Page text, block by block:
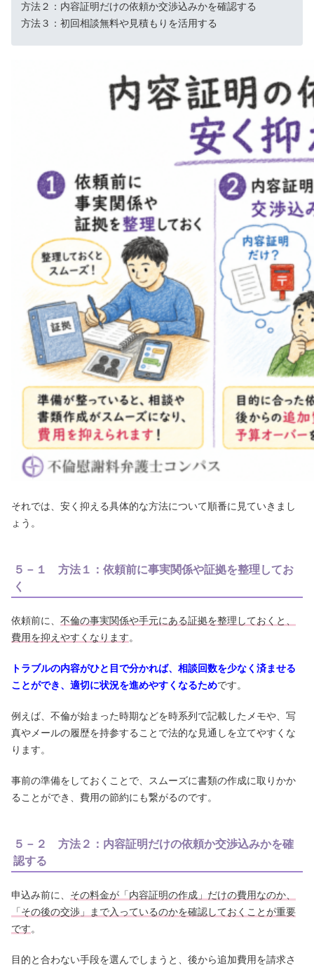
方法２：内容証明だけの依頼か交渉込みかを確認する
方法３：初回相談無料や見積もりを活用する
それでは、安く抑える具体的な方法について順番に見ていきまし
ょう。
５－１ 方法１：依頼前に事実関係や証拠を整理してお
く
依頼前に、不倫の事実関係や手元にある証拠を整理しておくと、
費用を抑えやすくなります。
トラブルの内容がひと目で分かれば、相談回数を少なく済ませる
ことができ、適切に状況を進めやすくなるためです。
例えば、不倫が始まった時期などを時系列で記載したメモや、写
真やメールの履歴を持参することで法的な見通しを立てやすくな
ります。
事前の準備をしておくことで、スムーズに書類の作成に取りかか
ることができ、費用の節約にも繋がるのです。
５－２ 方法２：内容証明だけの依頼か交渉込みかを確
認する
申込み前に、 その料金が「内容証明の作成」だけの費用なのか、
「その後の交渉」まで入っているのかを確認しておくことが重要
です。
目的と合わない手段を選んでしまうと、後から追加費用を請求さ